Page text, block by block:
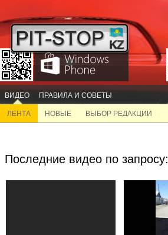
ВИДЕО ПРАВИЛА И СОВЕТЫ
ЛЕНТА НОВЫЕ ВЫБОР РЕДАКЦИИ
Последние видео по запросу: